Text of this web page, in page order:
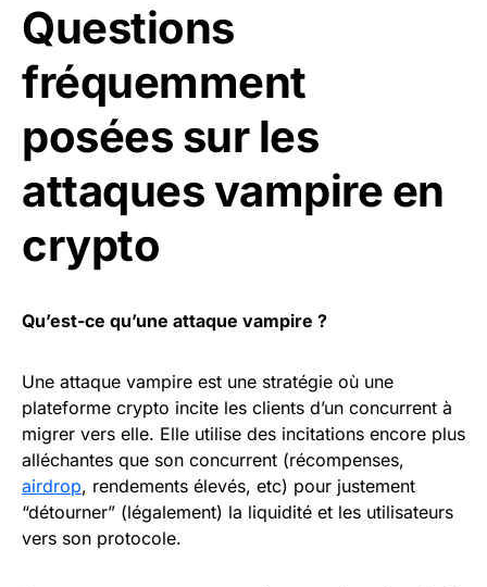
Questions
fréquemment
posées sur les
attaques vampire en
crypto
Qu’est-ce qu’une attaque vampire ?
Une attaque vampire est une stratégie où une
plateforme crypto incite les clients d’un concurrent à
migrer vers elle. Elle utilise des incitations encore plus
alléchantes que son concurrent (récompenses,
airdrop, rendements élevés, etc) pour justement
“détourner” (légalement) la liquidité et les utilisateurs
vers son protocole.